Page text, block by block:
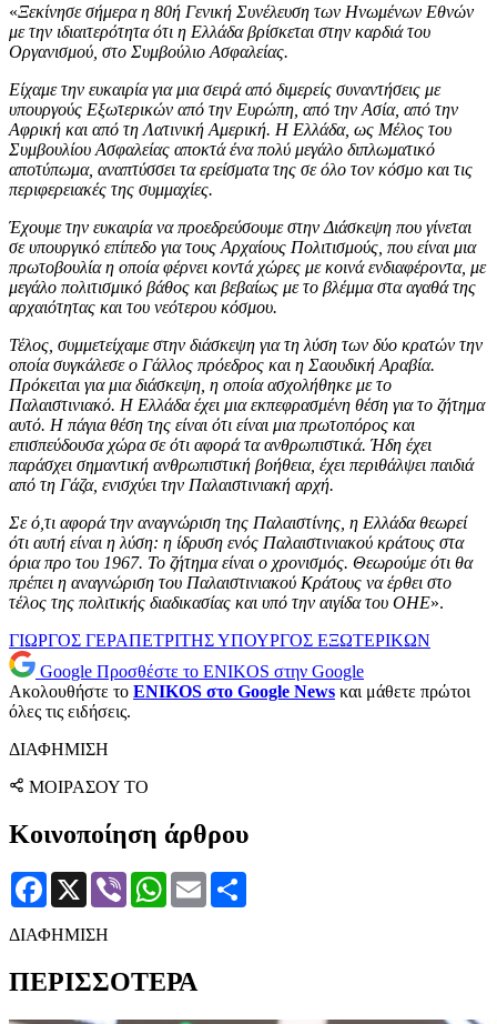
«Ξεκίνησε σήμερα η 80ή Γενική Συνέλευση των Ηνωμένων Εθνών
με την ιδιαιτερότητα ότι η Ελλάδα βρίσκεται στην καρδιά του
Οργανισμού, στο Συμβούλιο Ασφαλείας.
Είχαμε την ευκαιρία για μια σειρά από διμερείς συναντήσεις με
υπουργούς Εξωτερικών από την Ευρώπη, από την Ασία, από την
Αφρική και από τη Λατινική Αμερική. Η Ελλάδα, ως Μέλος του
Συμβουλίου Ασφαλείας αποκτά ένα πολύ μεγάλο διπλωματικό
αποτύπωμα, αναπτύσσει τα ερείσματα της σε όλο τον κόσμο και τις
περιφερειακές της συμμαχίες.
Έχουμε την ευκαιρία να προεδρεύσουμε στην Διάσκεψη που γίνεται
σε υπουργικό επίπεδο για τους Αρχαίους Πολιτισμούς, που είναι μια
πρωτοβουλία η οποία φέρνει κοντά χώρες με κοινά ενδιαφέροντα, με
μεγάλο πολιτισμικό βάθος και βεβαίως με το βλέμμα στα αγαθά της
αρχαιότητας και του νεότερου κόσμου.
Τέλος, συμμετείχαμε στην διάσκεψη για τη λύση των δύο κρατών την
οποία συγκάλεσε ο Γάλλος πρόεδρος και η Σαουδική Αραβία.
Πρόκειται για μια διάσκεψη, η οποία ασχολήθηκε με το
Παλαιστινιακό. Η Ελλάδα έχει μια εκπεφρασμένη θέση για το ζήτημα
αυτό. Η πάγια θέση της είναι ότι είναι μια πρωτοπόρος και
επισπεύδουσα χώρα σε ότι αφορά τα ανθρωπιστικά. Ήδη έχει
παράσχει σημαντική ανθρωπιστική βοήθεια, έχει περιθάλψει παιδιά
από τη Γάζα, ενισχύει την Παλαιστινιακή αρχή.
Σε ό,τι αφορά την αναγνώριση της Παλαιστίνης, η Ελλάδα θεωρεί
ότι αυτή είναι η λύση: η ίδρυση ενός Παλαιστινιακού κράτους στα
όρια πρo του 1967. Το ζήτημα είναι ο χρονισμός. Θεωρούμε ότι θα
πρέπει η αναγνώριση του Παλαιστινιακού Κράτους να έρθει στο
τέλος της πολιτικής διαδικασίας και υπό την αιγίδα του ΟΗΕ».
ΓΙΩΡΓΟΣ ΓΕΡΑΠΕΤΡΙΤΗΣΥΠΟΥΡΓΟΣ ΕΞΩΤΕΡΙΚΩΝ
Google Προσθέστε το ENIKOS στην Google
Ακολουθήστε το ENIKOS στο Google News και μάθετε πρώτοι
όλες τις ειδήσεις.
ΔΙΑΦΗΜΙΣΗ
ΜΟΙΡΑΣΟΥ ΤΟ
Κοινοποίηση άρθρου
Facebook
X Viber WhatsApp
Email
ΔΙΑΦΗΜΙΣΗ
ΠΕΡΙΣΣΟΤΕΡΑ